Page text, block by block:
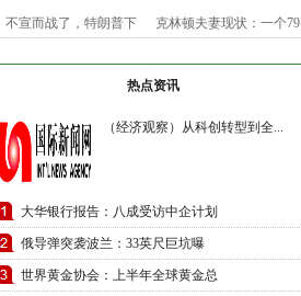
不宣而战了，特朗普下 克林顿夫妻现状：一个79
热点资讯
（经济观察）从科创转型到全...
大华银行报告：八成受访中企计划
未
俄导弹突袭波兰：33英尺巨坑曝
光，北
世界黄金协会：上半年全球黄金总